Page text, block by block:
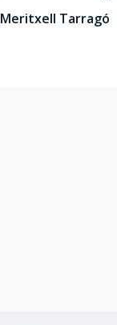
Meritxell Tarragó